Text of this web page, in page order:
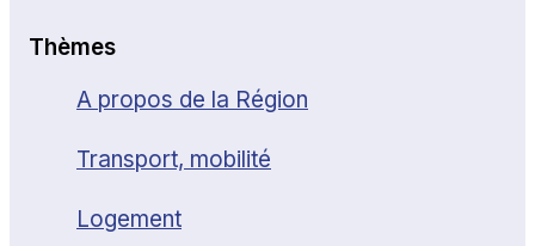
Thèmes
A propos de la Région
Transport, mobilité
Logement